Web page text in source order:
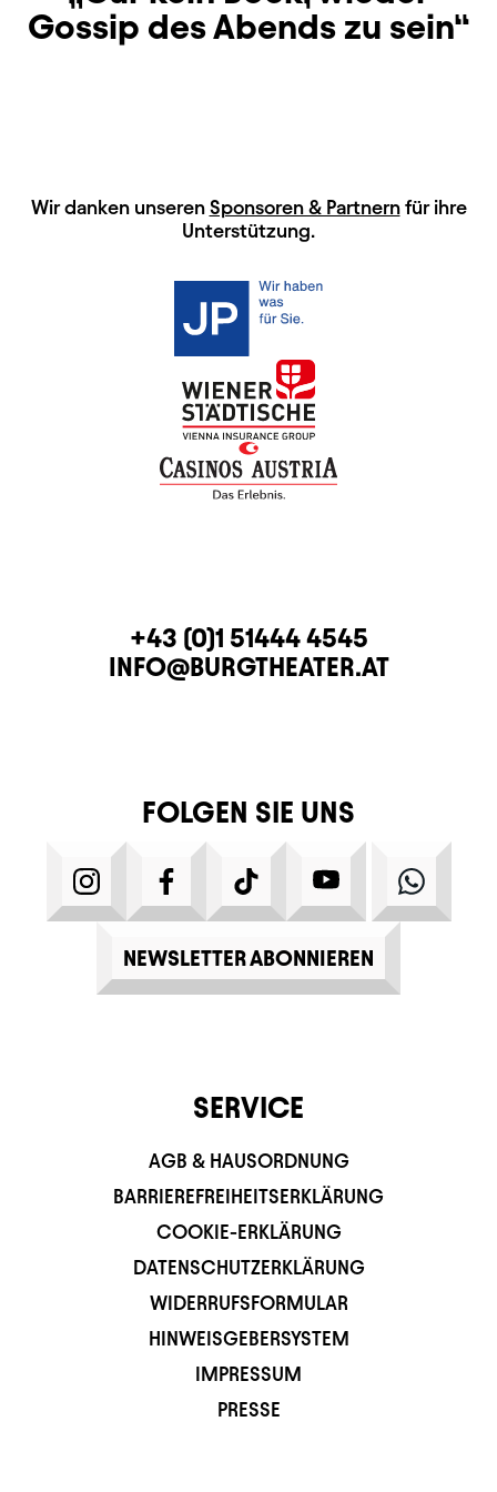
Gossip des Abends zu sein
HAUPTSPONSOREN
Wir danken unseren Sponsoren & Partnernfür ihre
Unterstützung.
KONTAKTTELEFON
+43 (0)1 51444 4545
E-MAIL
INFO@BURGTHEATER.AT
FOLGEN SIE UNS
INSTAGRAMFACEBOOKTIKTOK YOUTUBE
NEWSLETTER ABONNIEREN
SERVICE
AGB & HAUSORDNUNG
BARRIEREFREIHEITSERKLÄRUNG
COOKIE-ERKLÄRUNG
DATENSCHUTZERKLÄRUNG
WIDERRUFSFORMULAR
HINWEISGEBERSYSTEM
IMPRESSUM
PRESSE